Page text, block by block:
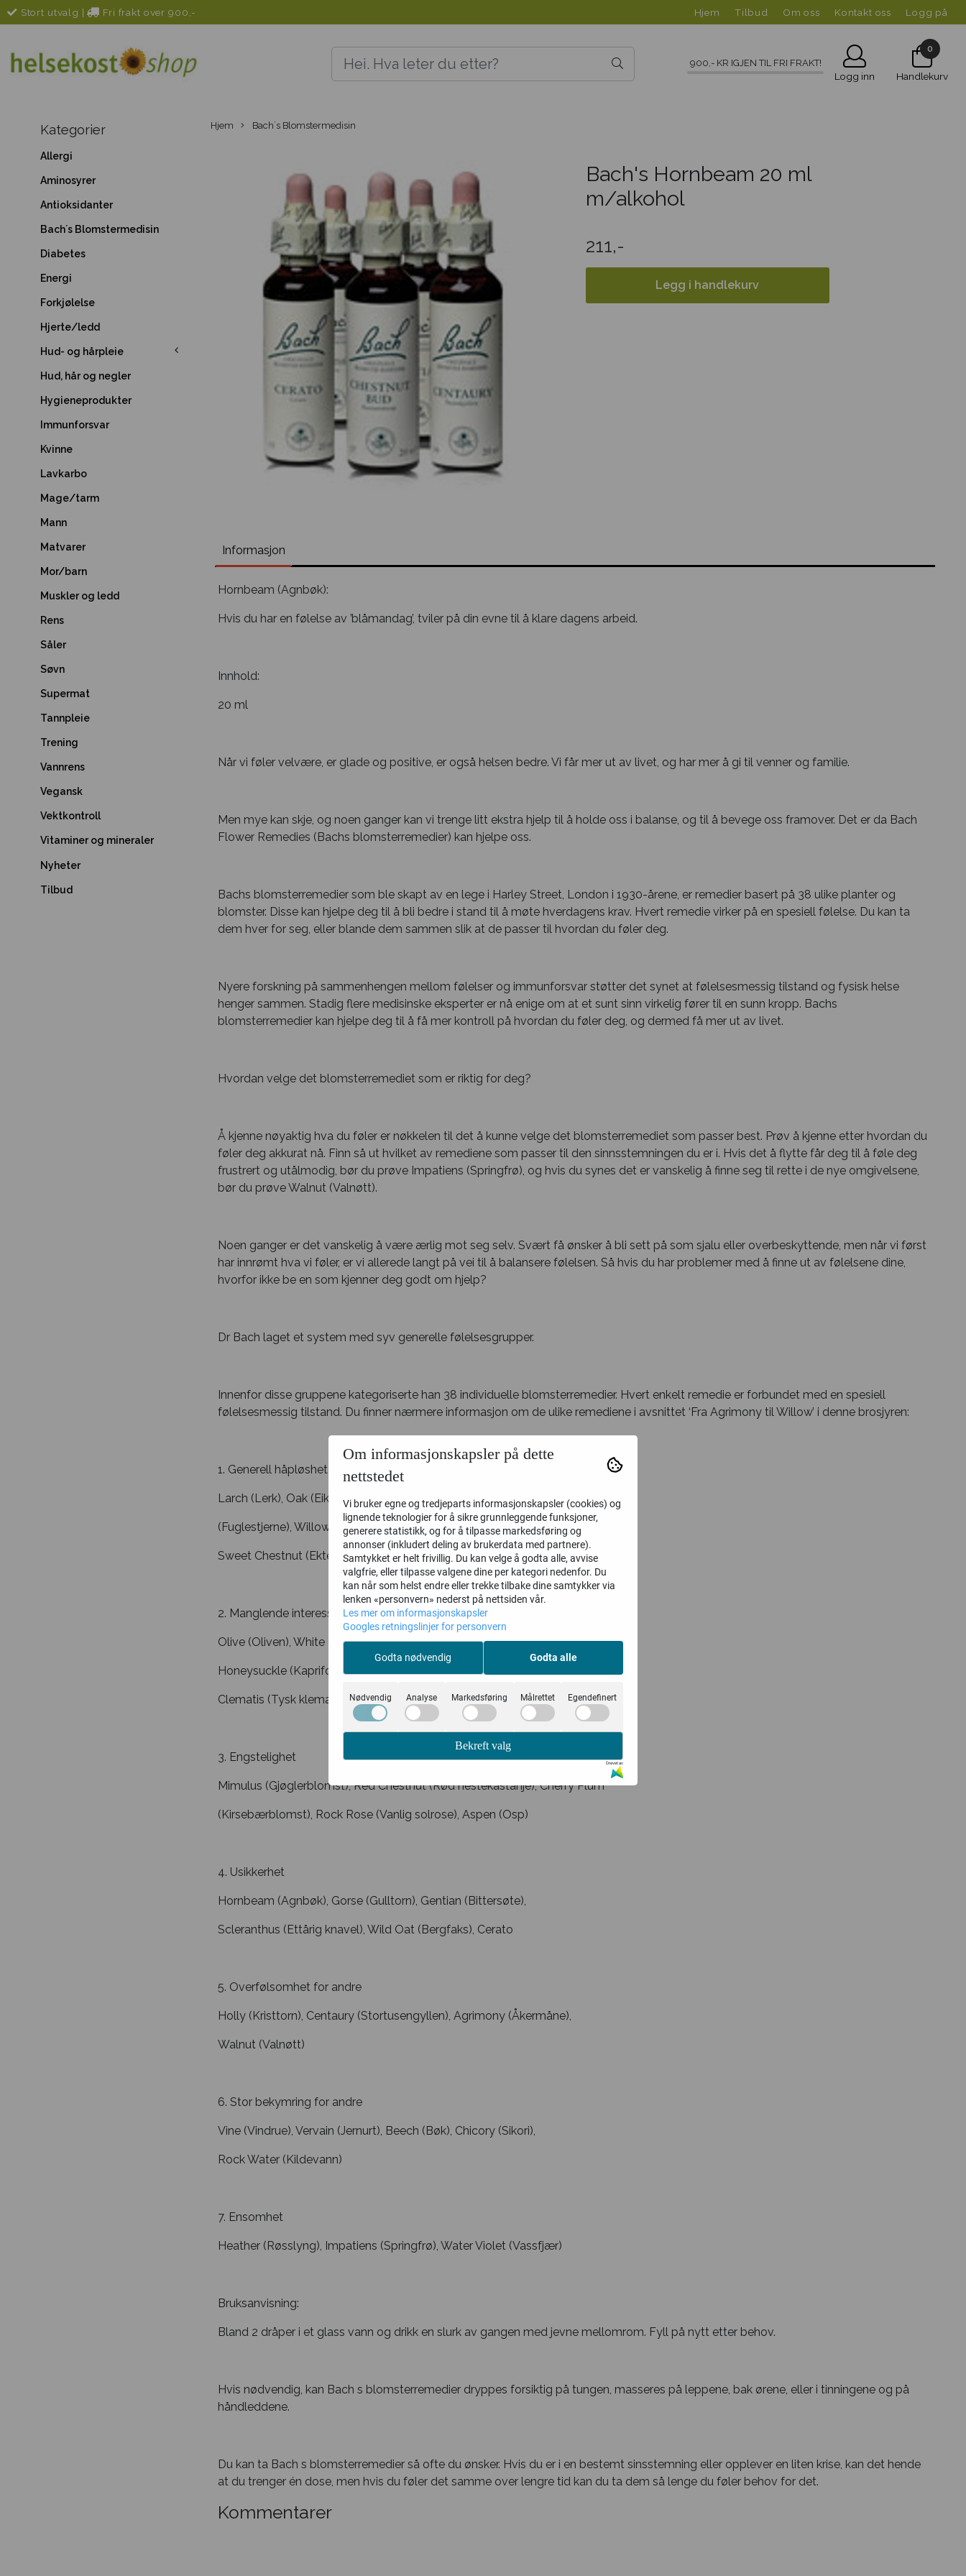
Stort utvalg | Fri frakt over 900,- Hjem Tilbud Om oss Kontakt oss Logg på
900,- KR IGJEN TIL FRI FRAKT!
Logg inn
0
Handlekurv
Kategorier
Allergi
Aminosyrer
Antioksidanter
Bach´s Blomstermedisin
Diabetes
Energi
Forkjølelse
Hjerte/ledd
Hud- og hårpleie
Hud, hår og negler
Hygieneprodukter
Immunforsvar
Kvinne
Lavkarbo
Mage/tarm
Mann
Matvarer
Mor/barn
Muskler og ledd
Rens
Såler
Søvn
Supermat
Tannpleie
Trening
Vannrens
Vegansk
Vektkontroll
Vitaminer og mineraler
Nyheter
Tilbud
Hjem Bach´s Blomstermedisin
Bach's Hornbeam 20 ml
m/alkohol
211,-
Legg i handlekurv
Informasjon
Hornbeam (Agnbøk):
Hvis du har en følelse av ’blåmandag’, tviler på din evne til å klare dagens arbeid.
Innhold:
20 ml
Når vi føler velvære, er glade og positive, er også helsen bedre. Vi får mer ut av livet, og har mer å gi til venner og familie.
Men mye kan skje, og noen ganger kan vi trenge litt ekstra hjelp til å holde oss i balanse, og til å bevege oss framover. Det er da Bach
Flower Remedies (Bachs blomsterremedier) kan hjelpe oss.
Bachs blomsterremedier som ble skapt av en lege i Harley Street, London i 1930-årene, er remedier basert på 38 ulike planter og
blomster. Disse kan hjelpe deg til å bli bedre i stand til å møte hverdagens krav. Hvert remedie virker på en spesiell følelse. Du kan ta
dem hver for seg, eller blande dem sammen slik at de passer til hvordan du føler deg.
Nyere forskning på sammenhengen mellom følelser og immunforsvar støtter det synet at følelsesmessig tilstand og fysisk helse
henger sammen. Stadig flere medisinske eksperter er nå enige om at et sunt sinn virkelig fører til en sunn kropp. Bachs
blomsterremedier kan hjelpe deg til å få mer kontroll på hvordan du føler deg, og dermed få mer ut av livet.
Hvordan velge det blomsterremediet som er riktig for deg?
Å kjenne nøyaktig hva du føler er nøkkelen til det å kunne velge det blomsterremediet som passer best. Prøv å kjenne etter hvordan du
føler deg akkurat nå. Finn så ut hvilket av remediene som passer til den sinnsstemningen du er i. Hvis det å flytte får deg til å føle deg
frustrert og utålmodig, bør du prøve Impatiens (Springfrø), og hvis du synes det er vanskelig å finne seg til rette i de nye omgivelsene,
bør du prøve Walnut (Valnøtt).
Noen ganger er det vanskelig å være ærlig mot seg selv. Svært få ønsker å bli sett på som sjalu eller overbeskyttende, men når vi først
har innrømt hva vi føler, er vi allerede langt på vei til å balansere følelsen. Så hvis du har problemer med å finne ut av følelsene dine,
hvorfor ikke be en som kjenner deg godt om hjelp?
Dr Bach laget et system med syv generelle følelsesgrupper.
Innenfor disse gruppene kategoriserte han 38 individuelle blomsterremedier. Hvert enkelt remedie er forbundet med en spesiell
følelsesmessig tilstand. Du finner nærmere informasjon om de ulike remediene i avsnittet ‘Fra Agrimony til Willow’ i denne brosjyren:
1. Generell håpløshet eller fortvilelse
Larch (Lerk), Oak (Eik), Crab Apple (Dvergsøteple), Star of Bethlehem
(Fuglestjerne), Willow (Hengepil), Elm (Alm), Pine (Furu),
Sweet Chestnut (Ekte kastanje)
2. Manglende interesse for omverdenen
Olive (Oliven), White Chestnut (Hestekastanje), Wild Rose (Steinnype),
Honeysuckle (Kaprifol), Chestnut Bud (Hestekastanjeknopp),
Clematis (Tysk klematis), Mustard (Åkersennep)
3. Engstelighet
Mimulus (Gjøglerblomst), Red Chestnut (Rød hestekastanje), Cherry Plum
(Kirsebærblomst), Rock Rose (Vanlig solrose), Aspen (Osp)
4. Usikkerhet
Hornbeam (Agnbøk), Gorse (Gulltorn), Gentian (Bittersøte),
Scleranthus (Ettårig knavel), Wild Oat (Bergfaks), Cerato
5. Overfølsomhet for andre
Holly (Kristtorn), Centaury (Stortusengyllen), Agrimony (Åkermåne),
Walnut (Valnøtt)
6. Stor bekymring for andre
Vine (Vindrue), Vervain (Jernurt), Beech (Bøk), Chicory (Sikori),
Rock Water (Kildevann)
7. Ensomhet
Heather (Røsslyng), Impatiens (Springfrø), Water Violet (Vassfjær)
Bruksanvisning:
Bland 2 dråper i et glass vann og drikk en slurk av gangen med jevne mellomrom. Fyll på nytt etter behov.
Hvis nødvendig, kan Bach s blomsterremedier dryppes forsiktig på tungen, masseres på leppene, bak ørene, eller i tinningene og på
håndleddene.
Du kan ta Bach s blomsterremedier så ofte du ønsker. Hvis du er i en bestemt sinsstemning eller opplever en liten krise, kan det hende
at du trenger én dose, men hvis du føler det samme over lengre tid kan du ta dem så lenge du føler behov for det.
Kommentarer
Om informasjonskapsler på dette
nettstedet
Vi bruker egne og tredjeparts informasjonskapsler (cookies) og
lignende teknologier for å sikre grunnleggende funksjoner,
generere statistikk, og for å tilpasse markedsføring og
annonser (inkludert deling av brukerdata med partnere).
Samtykket er helt frivillig. Du kan velge å godta alle, avvise
valgfrie, eller tilpasse valgene dine per kategori nedenfor. Du
kan når som helst endre eller trekke tilbake dine samtykker via
lenken «personvern» nederst på nettsiden vår.
Les mer om informasjonskapsler
Googles retningslinjer for personvern
Godta nødvendig Godta alle
Nødvendig Analyse Markedsføring Målrettet Egendefinert
Bekreft valg
Drevet av